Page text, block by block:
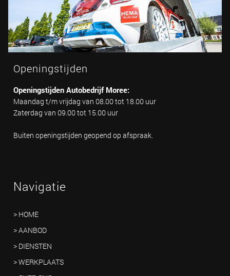
Openingstijden
Openingstijden Autobedrijf Moree:
Maandag t/m vrijdag van 08.00 tot 18.00 uur
Zaterdag van 09.00 tot 15.00 uur
Buiten openingstijden geopend op afspraak.
Navigatie
> HOME
> AANBOD
> DIENSTEN
> WERKPLAATS